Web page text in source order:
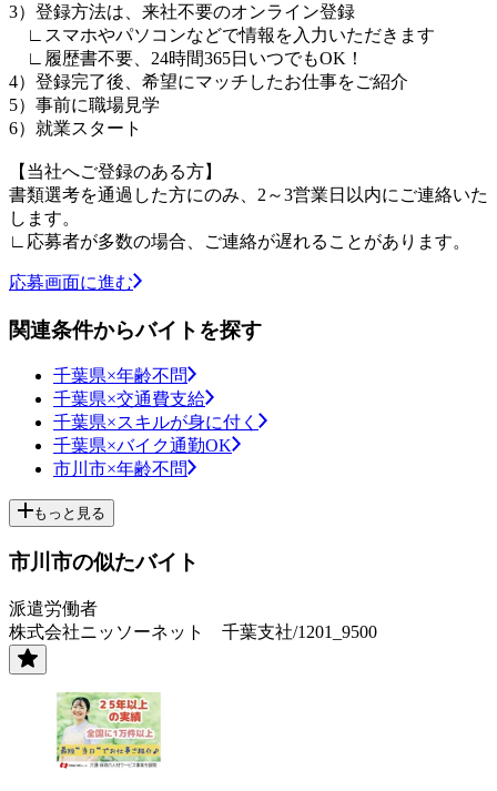
3）登録方法は、来社不要のオンライン登録
∟スマホやパソコンなどで情報を入力いただきます
∟履歴書不要、24時間365日いつでもOK！
4）登録完了後、希望にマッチしたお仕事をご紹介
5）事前に職場見学
6）就業スタート
【当社へご登録のある方】
書類選考を通過した方にのみ、2～3営業日以内にご連絡いた
します。
∟応募者が多数の場合、ご連絡が遅れることがあります。
応募画面に進む
関連条件からバイトを探す
千葉県×年齢不問
千葉県×交通費支給
千葉県×スキルが身に付く
千葉県×バイク通勤OK
市川市×年齢不問
もっと見る
市川市の似たバイト
派遣労働者
株式会社ニッソーネット 千葉支社/1201_9500